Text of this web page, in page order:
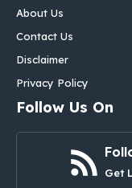
About Us
Contact Us
Disclaimer
Privacy Policy
Follow Us On
Get